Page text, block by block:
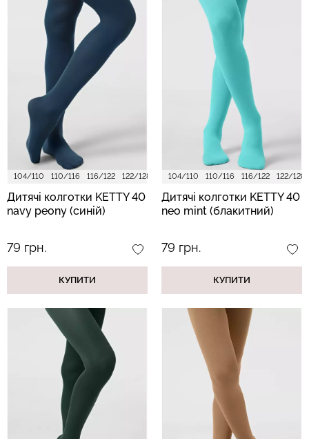
104/110 110/116 116/122 122/128 128/134 140/146 152/158
Дитячі колготки KETTY 40
navy peony (синій)
79 грн.
КУПИТИ
104/110 110/116 116/122 122/128
Дитячі колготки KETTY 40
neo mint (блакитний)
79 грн.
КУПИТИ